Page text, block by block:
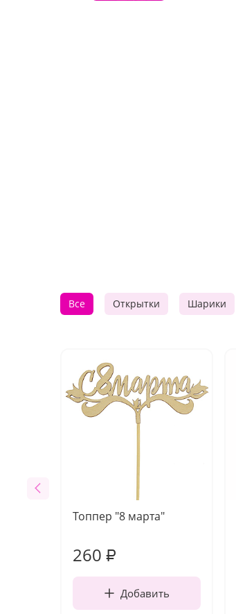
Все Открытки Шарики
Топпер "8 марта"
260 ₽
Добавить